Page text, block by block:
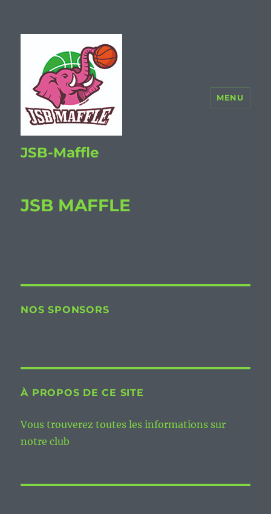
JSB-Maffle
MENU
JSB MAFFLE
NOS SPONSORS
À PROPOS DE CE SITE
Vous trouverez toutes les informations sur
notre club